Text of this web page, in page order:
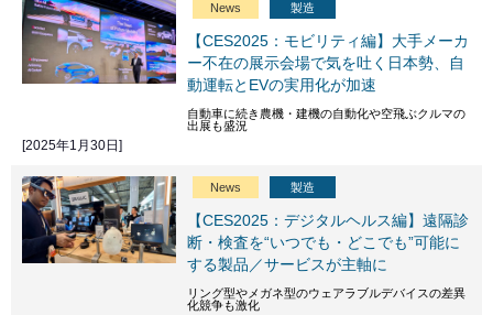
News 製造
【CES2025：モビリティ編】大手メーカ
ー不在の展示会場で気を吐く日本勢、自
動運転とEVの実用化が加速
自動車に続き農機・建機の自動化や空飛ぶクルマの
出展も盛況
[2025年1月30日]
News 製造
【CES2025：デジタルヘルス編】遠隔診
断・検査を“いつでも・どこでも”可能に
する製品／サービスが主軸に
リング型やメガネ型のウェアラブルデバイスの差異
化競争も激化